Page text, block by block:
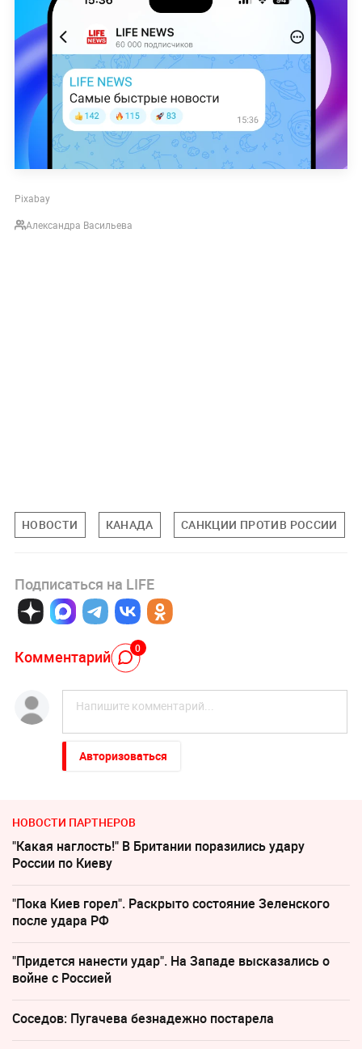
Pixabay
Александра Васильева
НОВОСТИ КАНАДА САНКЦИИ ПРОТИВ РОССИИ
Подписаться на LIFE
Комментарий 0
Авторизоваться
НОВОСТИ ПАРТНЕРОВ
"Какая наглость!" В Британии поразились удару
России по Киеву
"Пока Киев горел". Раскрыто состояние Зеленского
после удара РФ
"Придется нанести удар". На Западе высказались о
войне с Россией
Соседов: Пугачева безнадежно постарела